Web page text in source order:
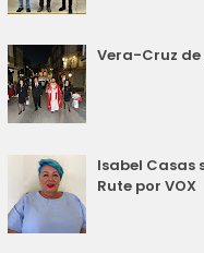
Vera-Cruz de
Isabel
Rute por VOX